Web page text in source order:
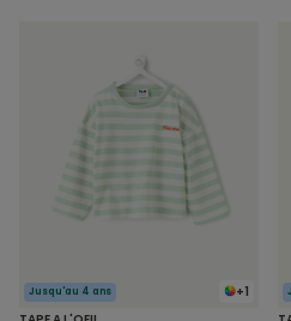
+1
Jusqu'au 4 ans